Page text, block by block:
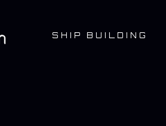
SHIP BUILDING